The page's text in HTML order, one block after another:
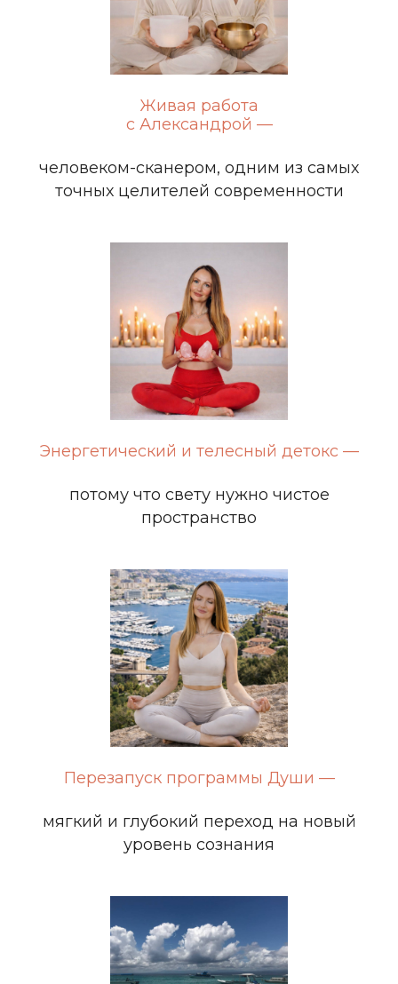
Живая работа
с Александрой —
человеком-сканером, одним из самых
точных целителей современности
Энергетический и телесный детокс —
потому что свету нужно чистое
пространство
Перезапуск программы Души —
мягкий и глубокий переход на новый
уровень сознания